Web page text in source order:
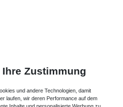
Zustimmung
und andere Technologien, damit
laufen, wir deren Performance auf dem